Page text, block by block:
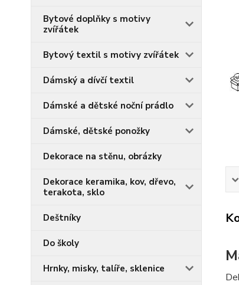
Bytové doplňky s motivy
zvířátek
Bytový textil s motivy zvířátek
Dámský a dívčí textil
Dámské a dětské noční prádlo
Dámské, dětské ponožky
Dekorace na stěnu, obrázky
Dekorace keramika, kov, dřevo,
terakota, sklo
Deštníky
Do školy
Hrnky, misky, talíře, sklenice